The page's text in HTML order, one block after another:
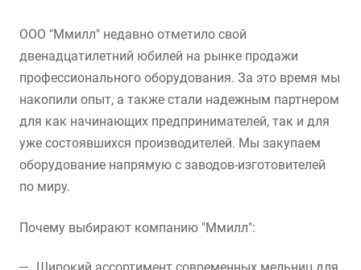
ООО "Ммилл" недавно отметило свой
двенадцатилетний юбилей на рынке продажи
профессионального оборудования. За это время мы
накопили опыт, а также стали надежным партнером
для как начинающих предпринимателей, так и для
уже состоявшихся производителей. Мы закупаем
оборудование напрямую с заводов-изготовителей
по миру.
Почему выбирают компанию "Ммилл":